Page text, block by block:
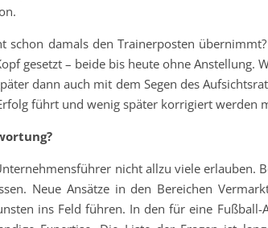
schon damals den Trainerposten
gesetzt – beide bis heute ohne Anstellung.
dann auch mit dem Segen des
führt und wenig später korrigiert werden
nicht allzu viele erlauben.
Neue Ansätze in den Bereichen
ins Feld führen. In den für eine Fußball-